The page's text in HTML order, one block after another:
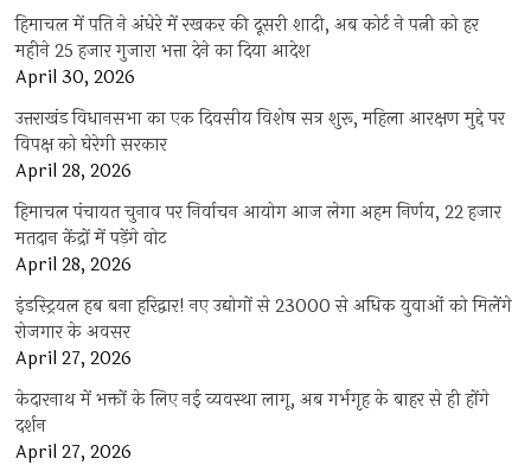
हिमाचल में पति ने अंधेरे में रखकर की दूसरी शादी, अब कोर्ट ने पत्नी को हर
महीने 25 हजार गुजारा भत्ता देने का दिया आदेश
April 30, 2026
उत्तराखंड विधानसभा का एक दिवसीय विशेष सत्र शुरू, महिला आरक्षण मुद्दे पर
विपक्ष को घेरेगी सरकार
April 28, 2026
हिमाचल पंचायत चुनाव पर निर्वाचन आयोग आज लेगा अहम निर्णय, 22 हजार
मतदान केंद्रों में पड़ेंगे वोट
April 28, 2026
इंडस्ट्रियल हब बना हरिद्वार! नए उद्योगों से 23000 से अधिक युवाओं को मिलेंगे
रोजगार के अवसर
April 27, 2026
केदारनाथ में भक्तों के लिए नई व्यवस्था लागू, अब गर्भगृह के बाहर से ही होंगे
दर्शन
April 27, 2026